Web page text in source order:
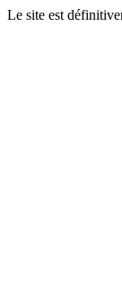
Le site est